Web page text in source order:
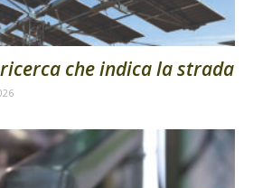
che indica la strada